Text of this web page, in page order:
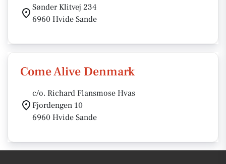
Sønder Klitvej 234
6960 Hvide Sande
Come Alive Denmark
c/o. Richard Flansmose Hvas
Fjordengen 10
6960 Hvide Sande